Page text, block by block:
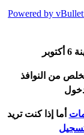
6 أكتوبر
من النوافذ
ما إذا كنت تريد